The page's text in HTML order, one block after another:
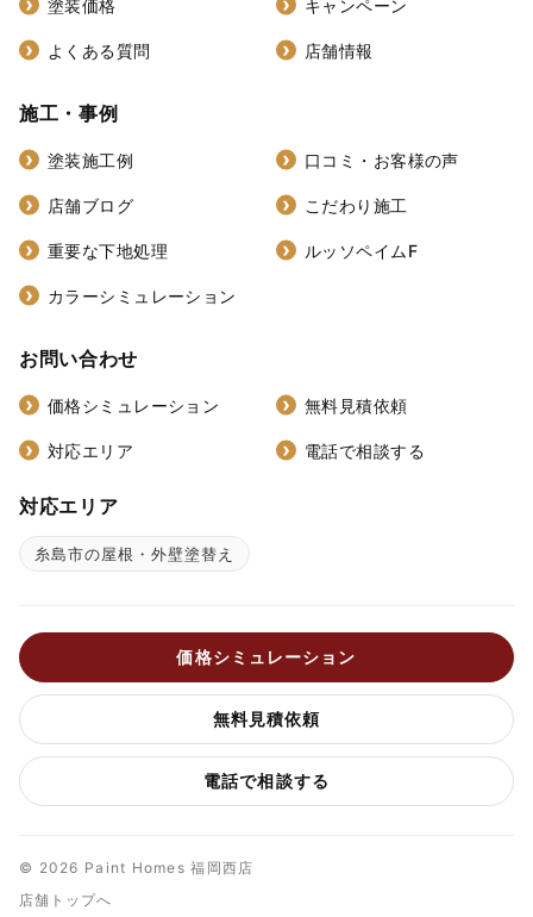
塗装価格 キャンペーン
よくある質問 店舗情報
施工・事例
塗装施工例 口コミ・お客様の声
店舗ブログ こだわり施工
重要な下地処理 ルッソペイムF
カラーシミュレーション
お問い合わせ
価格シミュレーション 無料見積依頼
対応エリア 電話で相談する
対応エリア
糸島市の屋根・外壁塗替え
価格シミュレーション
無料見積依頼
電話で相談する
© 2026 Paint Homes 福岡西店
店舗トップへ